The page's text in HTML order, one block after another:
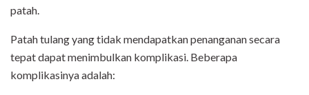
patah.
Patah tulang yang tidak mendapatkan penanganan secara
tepat dapat menimbulkan komplikasi. Beberapa
komplikasinya adalah: